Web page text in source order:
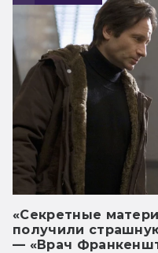
«Секретные
получили
— «Врач